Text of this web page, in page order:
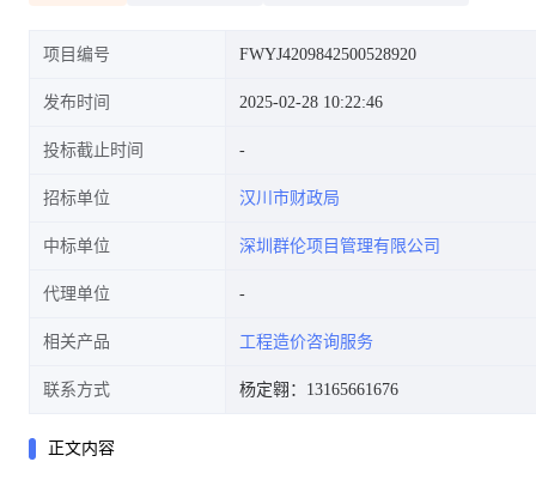
项目编号 FWYJ4209842500528920
发布时间 2025-02-28 10:22:46
投标截止时间
招标单位 汉川市财政局
中标单位 深圳群伦项目管理有限公司
代理单位
相关产品 工程造价咨询服务
联系方式 杨定翱：13165661676
正文内容